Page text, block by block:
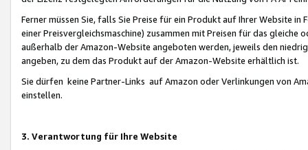
Ferner müssen Sie, falls Sie Preise für ein Produkt auf Ihrer Website
einer Preisvergleichsmaschine) zusammen mit Preisen für das
außerhalb der Amazon-Website angeboten werden, jeweils den
angeben, zu dem das Produkt auf der Amazon-Website erhältlich ist.
Sie dürfen keine Partner-Links auf Amazon oder Verlinkungen von
einstellen.
3. Verantwortung für Ihre Website